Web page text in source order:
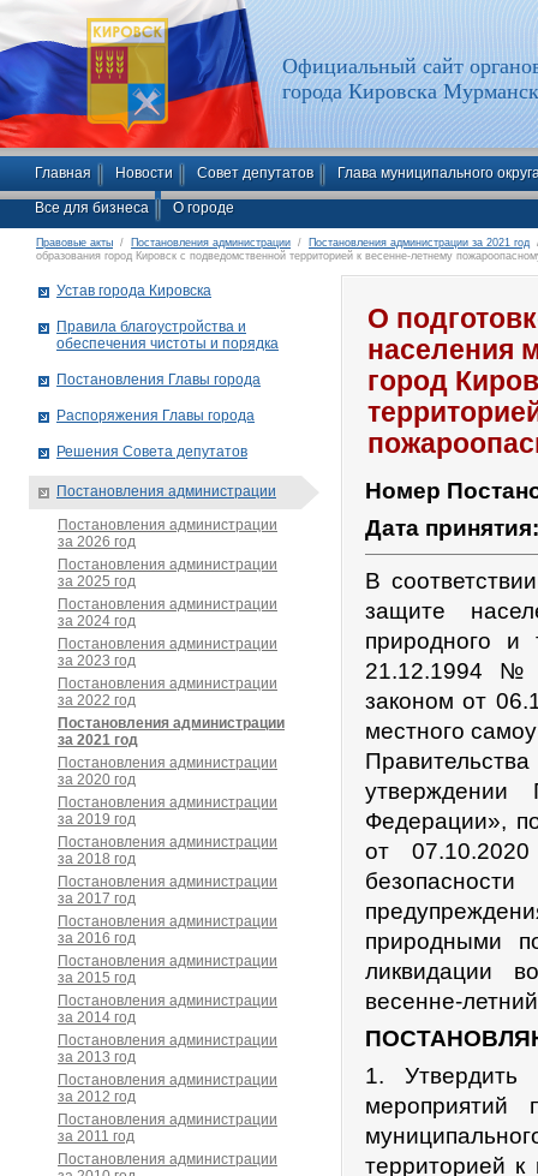
Официальный сайт
города Кировска
Главная Новости Совет депутатов Глава муниципального
Все для бизнеса О городе
Правовые акты / Постановления администрации / Постановления администрации за 2021 год
образования город Кировск с подведомственной территорией к весенне-летнему
О
населения
город
Номер
Дата
В
защите
природного и
21.12.1994 №
законом от
местного
утверждении
Федерации»,
от
природными
ликвидации
весенне-
1. Утвердить
мероприятий
территорией
Устав города Кировска
Правила благоустройства и
обеспечения чистоты и порядка
Постановления Главы города
Распоряжения Главы города
Решения Совета депутатов
Постановления администрации
Постановления администрации
за 2026 год
Постановления администрации
за 2025 год
Постановления администрации
за 2024 год
Постановления администрации
за 2023 год
Постановления администрации
за 2022 год
Постановления администрации
за 2021 год
Постановления администрации
за 2020 год
Постановления администрации
за 2019 год
Постановления администрации
за 2018 год
Постановления администрации
за 2017 год
Постановления администрации
за 2016 год
Постановления администрации
за 2015 год
Постановления администрации
за 2014 год
Постановления администрации
за 2013 год
Постановления администрации
за 2012 год
Постановления администрации
за 2011 год
Постановления администрации